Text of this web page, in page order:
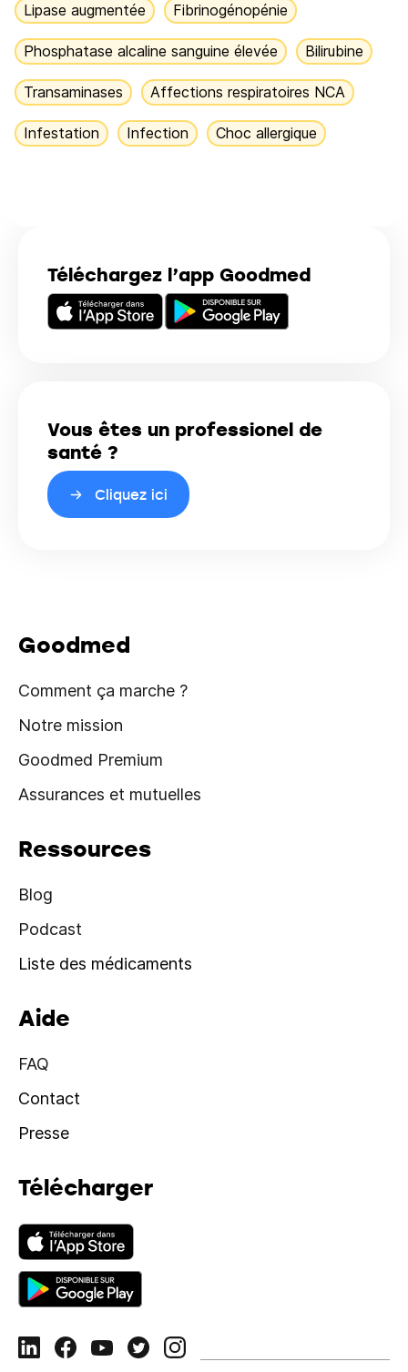
Téléchargez l’app Goodmed
Vous êtes un professionel de
santé ?
Cliquez ici
Lipase augmentée Fibrinogénopénie
Phosphatase alcaline sanguine élevée Bilirubine
Transaminases Affections respiratoires NCA
Infestation Infection Choc allergique
Goodmed
Comment ça marche ?
Notre mission
Goodmed Premium
Assurances et mutuelles
Ressources
Blog
Podcast
Liste des médicaments
Aide
FAQ
Contact
Presse
Télécharger